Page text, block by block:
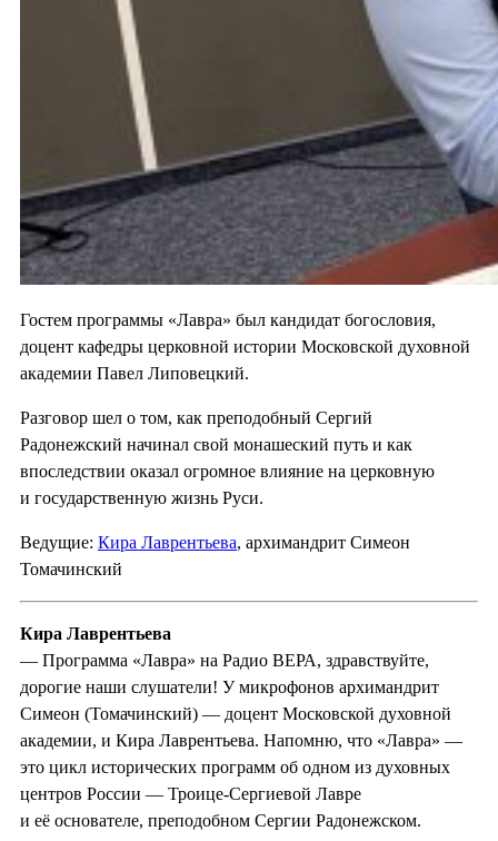
Гостем программы «Лавра» был кандидат богословия,
доцент кафедры церковной истории Московской духовной
академии Павел Липовецкий.
Разговор шел о том, как преподобный Сергий
Радонежский начинал свой монашеский путь и как
впоследствии оказал огромное влияние на церковную
и государственную жизнь Руси.
Ведущие: Кира Лаврентьева, архимандрит Симеон
Томачинский
Кира Лаврентьева
— Программа «Лавра» на Радио ВЕРА, здравствуйте,
дорогие наши слушатели! У микрофонов архимандрит
Симеон (Томачинский) — доцент Московской духовной
академии, и Кира Лаврентьева. Напомню, что «Лавра» —
это цикл исторических программ об одном из духовных
центров России — Троице-Сергиевой Лавре
и её основателе, преподобном Сергии Радонежском.